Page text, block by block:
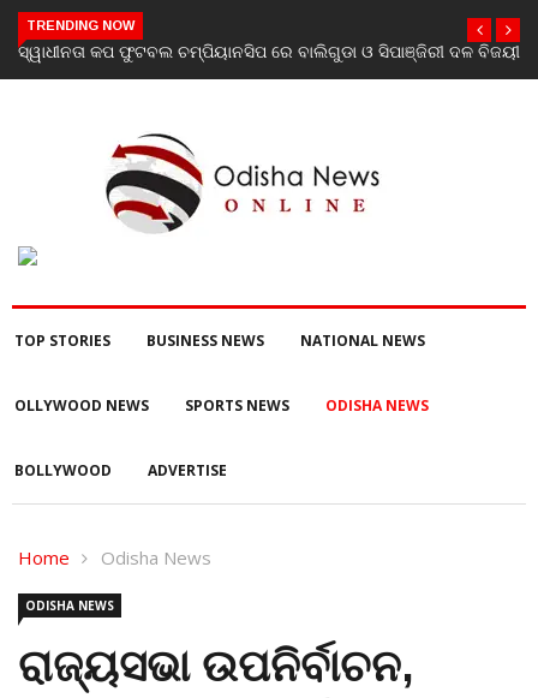
TRENDING NOW
ଦଳ ବିଜୟୀଯାଜପୁର ଗସ୍ତରେ ସ୍ୱାସ୍ଥ୍ୟ ମନ୍ତ୍ରୀ ଡ. ମୁକେଶ ମହାଲିଙ୍ଗ:
ପରବର୍ତ୍ତୀ ସ୍ୱାସ୍ଥ୍ୟସେବା ଓ ଜନସ୍ୱାସ୍ଥ୍ୟ ପରିଚାଳନାର
TOP STORIES BUSINESS NEWS NATIONAL NEWS
OLLYWOOD NEWS SPORTS NEWS ODISHA NEWS
BOLLYWOOD ADVERTISE
Home Odisha News
ODISHA NEWS
ରାଜ୍ୟସଭା ଉପନିର୍ବାଚନ,